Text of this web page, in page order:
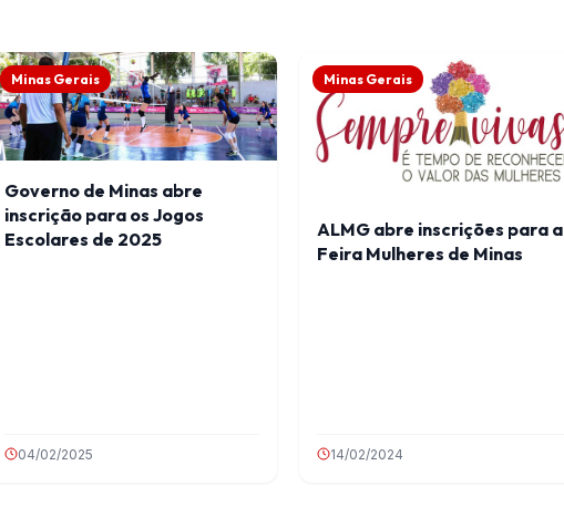
Minas Gerais
Governo de Minas abre
inscrição para os Jogos
Escolares de 2025
04/02/2025
Minas Gerais
ALMG abre inscrições para a
Feira Mulheres de Minas
14/02/2024